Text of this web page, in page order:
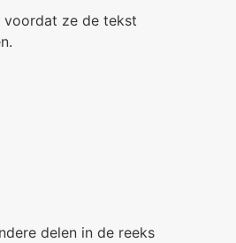
voordat ze de tekst
delen in de reeks